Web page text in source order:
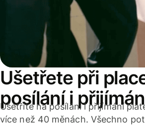
Ušetřete při
posílání i
Ušetříte na posílání i přijímání
více než 40 měnách. Všechno